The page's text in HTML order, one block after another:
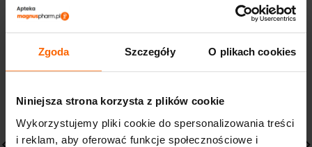
Zgoda Szczegóły O plikach cookies
Niniejsza strona korzysta z plików cookie
Wykorzystujemy pliki cookie do spersonalizowania treści
i reklam, aby oferować funkcje społecznościowe i
PODOBNE PRODUKTY